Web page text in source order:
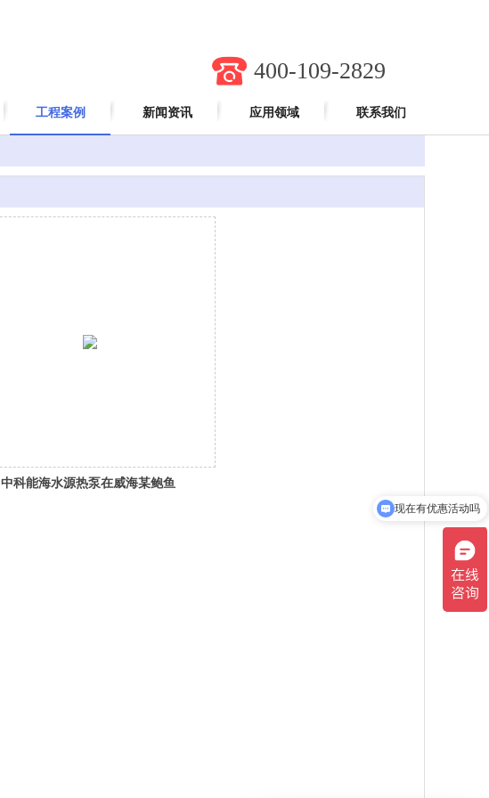
400-109-2829
工程案例 新闻资讯 应用领域 联系我们
中科能海水源热泵在威海某鲍鱼
可以介绍下你们的产品么
现在有优惠活动吗